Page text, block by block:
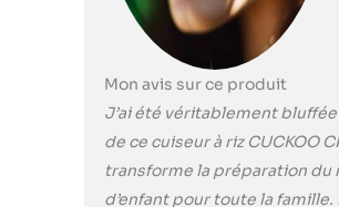
blanc
même à
bébé.
et des
Mon avis sur ce produit
J’ai été véritablement bluffée
de ce cuiseur à riz CUCKOO
transforme la préparation du
d’enfant pour toute la